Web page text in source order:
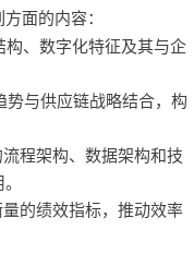
面的内容：
构、数字化特征及其与企
势与供应链战略结合，构
程架构、数据架构和技
的绩效指标，推动效率